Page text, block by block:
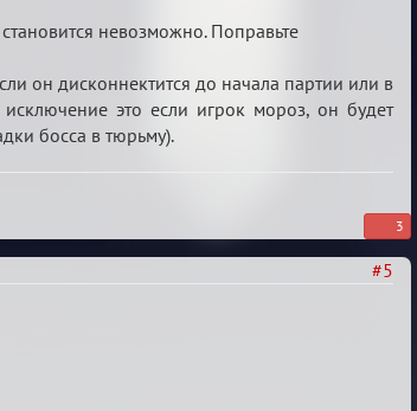
невозможно. Поправьте
он дисконнектится до начала партии или в
это если игрок мороз, он будет
босса в тюрьму).
3
#5